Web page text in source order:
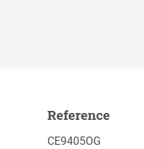
Reference
CE9405OG